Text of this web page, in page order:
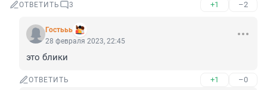
ОТВЕТИТЬ 3 +1 –2
Гостььь
28 февраля 2023, 22:45
это блики
ОТВЕТИТЬ +1 –0